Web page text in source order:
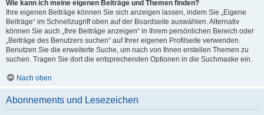
Wie kann ich meine eigenen Beiträge und Themen finden?
Ihre eigenen Beiträge können Sie sich anzeigen lassen, indem Sie „Eigene
Beiträge“ im Schnellzugriff oben auf der Boardseite auswählen. Alternativ
können Sie auch „Ihre Beiträge anzeigen“ in Ihrem persönlichen Bereich oder
„Beiträge des Benutzers suchen“ auf Ihrer eigenen Profilseite verwenden.
Benutzen Sie die erweiterte Suche, um nach von Ihnen erstellen Themen zu
suchen. Tragen Sie dort die entsprechenden Optionen in die Suchmaske ein.
Nach oben
Abonnements und Lesezeichen